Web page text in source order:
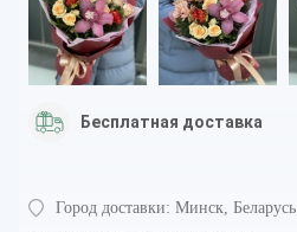
Бесплатная доставка
Город доставки: Минск, Беларусь